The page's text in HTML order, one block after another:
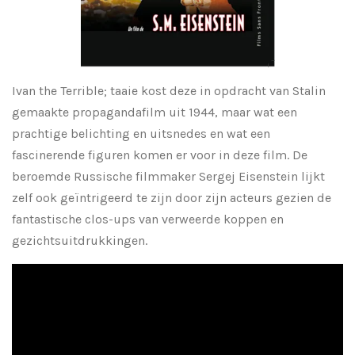
Ivan the Terrible; taaie kost deze in opdracht van Stalin
gemaakte propagandafilm uit 1944, maar wat een
prachtige belichting en uitsnedes en wat een
fascinerende figuren komen er voor in deze film. De
beroemde Russische filmmaker Sergej Eisenstein lijkt
zelf ook geïntrigeerd te zijn door zijn acteurs gezien de
fantastische clos-ups van verweerde koppen en
gezichtsuitdrukkingen.